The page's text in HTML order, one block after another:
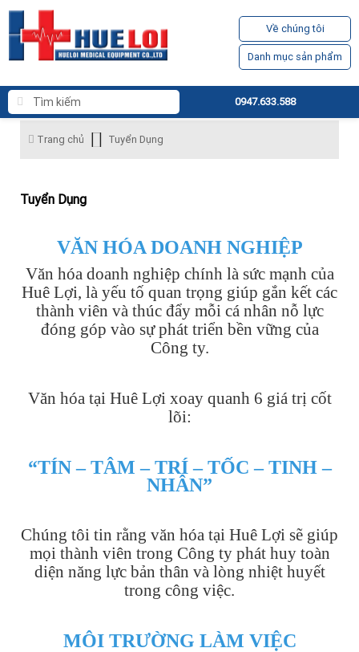
Về chúng tôi
Danh mục sản phẩm
0947.633.588
Trang chủ Tuyển Dụng
Tuyển Dụng
VĂN HÓA DOANH NGHIỆP
Văn hóa doanh nghiệp chính là sức mạnh của
Huê Lợi, là yếu tố quan trọng giúp gắn kết các
thành viên và thúc đẩy mỗi cá nhân nỗ lực
đóng góp vào sự phát triển bền vững của
Công ty.
Văn hóa tại Huê Lợi xoay quanh 6 giá trị cốt
lõi:
“TÍN – TÂM – TRÍ – TỐC – TINH –
NHÂN”
Chúng tôi tin rằng văn hóa tại Huê Lợi sẽ giúp
mọi thành viên trong Công ty phát huy toàn
diện năng lực bản thân và lòng nhiệt huyết
trong công việc.
MÔI TRƯỜNG LÀM VIỆC